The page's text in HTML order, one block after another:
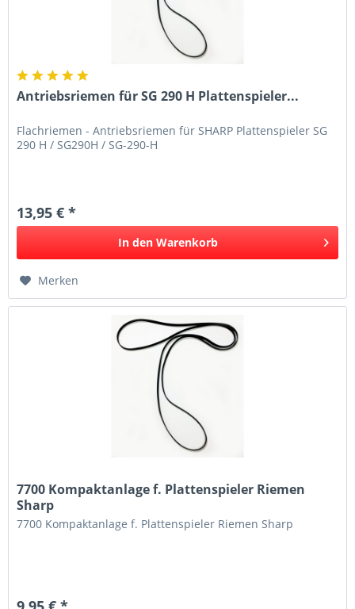
Antriebsriemen für SG 290 H Plattenspieler...
Flachriemen - Antriebsriemen für SHARP Plattenspieler SG
290 H / SG290H / SG-290-H
13,95 € *
In den Warenkorb
Merken
7700 Kompaktanlage f. Plattenspieler Riemen
Sharp
7700 Kompaktanlage f. Plattenspieler Riemen Sharp